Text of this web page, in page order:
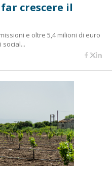
crescere il
e oltre 5,4 milioni di euro